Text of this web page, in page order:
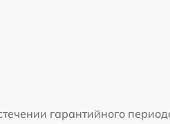
гарантийного